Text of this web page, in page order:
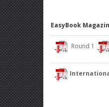
EasyBook
Round 1